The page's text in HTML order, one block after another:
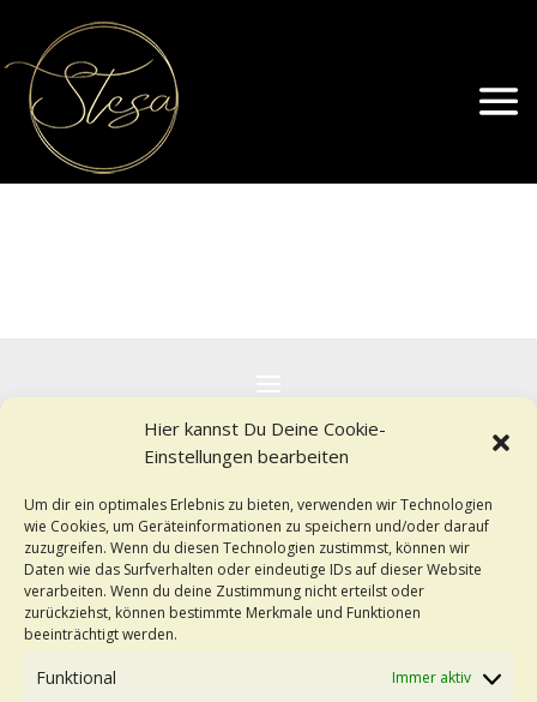
Hier kannst Du Deine Cookie-
Einstellungen bearbeiten
Um dir ein optimales Erlebnis zu bieten, verwenden wir Technologien
wie Cookies, um Geräteinformationen zu speichern und/oder darauf
zuzugreifen. Wenn du diesen Technologien zustimmst, können wir
Daten wie das Surfverhalten oder eindeutige IDs auf dieser Website
verarbeiten. Wenn du deine Zustimmung nicht erteilst oder
zurückziehst, können bestimmte Merkmale und Funktionen
beeinträchtigt werden.
Funktional Immer aktiv
©2024 Stesa Hochzeitstraum
Webdesign & Service durch Norbert Heim Visuelle